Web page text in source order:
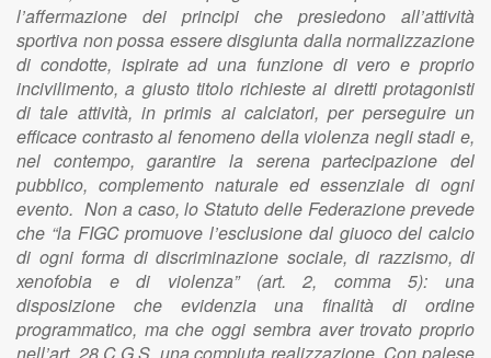
l’affermazione dei principi che presiedono all’attività
sportiva non possa essere disgiunta dalla normalizzazione
di condotte, ispirate ad una funzione di vero e proprio
incivilimento, a giusto titolo richieste ai diretti protagonisti
di tale attività, in primis ai calciatori, per perseguire un
efficace contrasto al fenomeno della violenza negli stadi e,
nel contempo, garantire la serena partecipazione del
pubblico, complemento naturale ed essenziale di ogni
evento. Non a caso, lo Statuto delle Federazione prevede
che “la FIGC promuove l’esclusione dal giuoco del calcio
di ogni forma di discriminazione sociale, di razzismo, di
xenofobia e di violenza” (art. 2, comma 5): una
disposizione che evidenzia una finalità di ordine
programmatico, ma che oggi sembra aver trovato proprio